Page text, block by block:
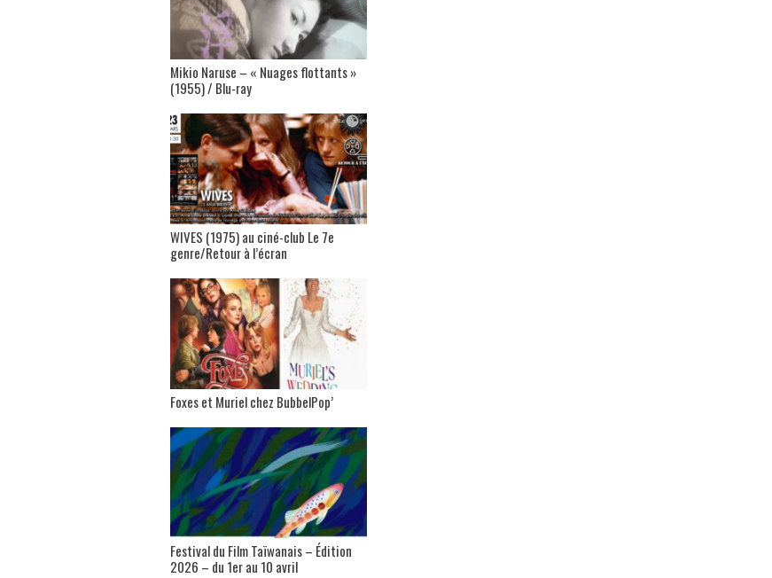
Mikio Naruse – « Nuages flottants »
(1955) / Blu-ray
WIVES (1975) au ciné-club Le 7e
genre/Retour à l’écran
Foxes et Muriel chez BubbelPop’
Festival du Film Taïwanais – Édition
2026 – du 1er au 10 avril